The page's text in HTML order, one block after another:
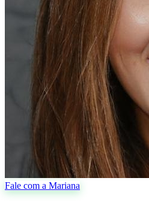
Fale com a Mariana